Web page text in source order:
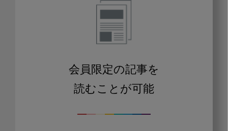
会員限定の記事を
読むことが可能